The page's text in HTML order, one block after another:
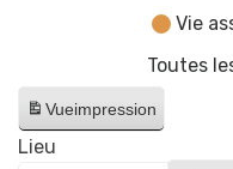
Vie
Toutes
Vueimpression
Lieu